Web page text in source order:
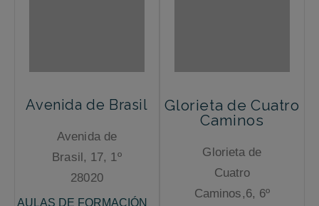
Avenida de Brasil
Avenida de
Brasil, 17, 1º
28020
Glorieta de Cuatro
Caminos
Glorieta de
Cuatro
Caminos,6, 6º